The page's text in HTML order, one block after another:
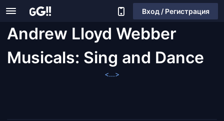
Вход / Регистрация
Andrew Lloyd Webber
Musicals: Sing and Dance
<...>